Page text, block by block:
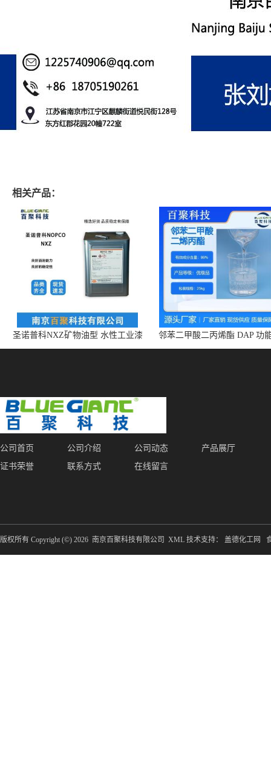
相关产品：
圣诺普科NXZ矿物油型 水性工业漆
消泡剂 持久抑泡 现货
邻苯二甲酸二丙烯酯 DAP 功
体 增塑剂 CAS:131-17-9
公司首页 公司介绍 公司动态
产品展厅
证书荣誉
联系方式 在线留言
版权所有 Copyright (©) 2026 南京百聚科技有限公司 XML 技术支持： 盖德化工网